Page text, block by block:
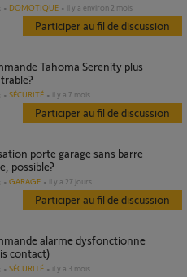
DOMOTIQUE il y a environ 2 mois
Participer au fil de discussion
SÉCURITÉ il y a 7 mois
Participer au fil de discussion
possible?
GARAGE il y a 27 jours
Participer au fil de discussion
contact)
SÉCURITÉ il y a 3 mois